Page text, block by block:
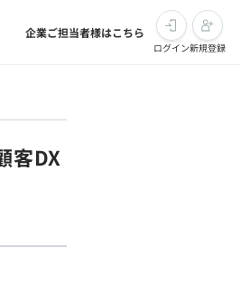
企業ご担当者様はこちら
ログイン新規登録
客DX